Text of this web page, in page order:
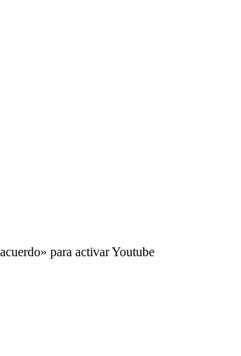
para activar Youtube